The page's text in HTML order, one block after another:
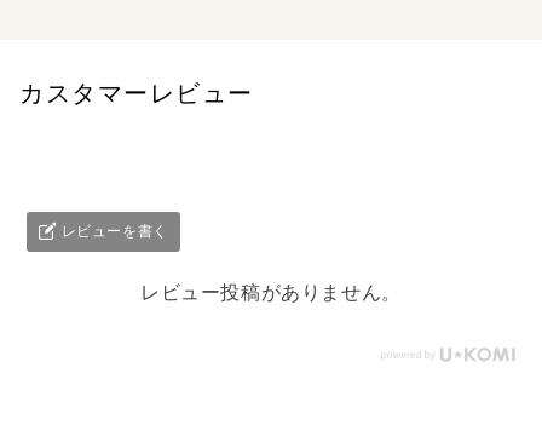
カスタマーレビュー
レビューを書く
レビュー投稿がありません。